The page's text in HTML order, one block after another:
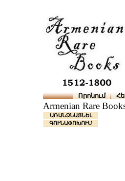
Որոնում
Armenian Rare
ԱՌԱՆՁՆԱՑՆԵԼ
ԳՈՒՆԱՓՈԽՈՒՄ